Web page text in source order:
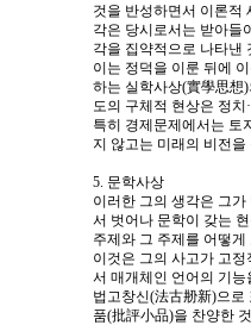
것을 반성하면서 이론적
각은 당시로서는 받아들
각을 집약적으로 나타낸
이는 정덕을 이룬 뒤에
하는 실학사상(實學思想
도의 구체적 현상은 정치
특히 경제문제에서는 토
지 않고는 미래의 비전
5. 문학사상
이러한 그의 생각은 그
서 벗어나 문학이 갖는
주제와 그 주제를 어떻
이것은 그의 사고가 고
서 매개체인 언어의 기
법고창신(法古刱新)으로
품(批評小品)을 찬양한